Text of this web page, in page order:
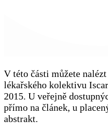
V této části můžete
lékařského kolektivu
2015. U veřejně
přímo na článek, u
abstrakt.